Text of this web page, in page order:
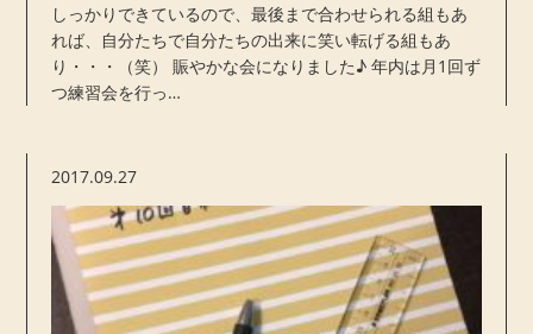
しっかりできているので、最後まで合わせられる組もあ
れば、自分たちで自分たちの出来に笑い転げる組もあ
り・・・（笑） 賑やかな会になりました♪ 年内は月1回ず
つ練習会を行っ…
2017.09.27